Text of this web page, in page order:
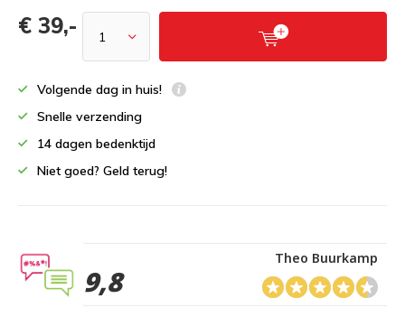
€ 39,-
Volgende dag in huis!
Snelle verzending
14 dagen bedenktijd
Niet goed? Geld terug!
9,8
Theo Buurkamp